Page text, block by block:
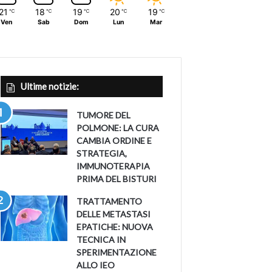
℃
Ven
18 ℃
Sab
19 ℃
Dom
20 ℃
Lun
19 ℃
Mar
Ultime notizie:
TUMORE DEL
POLMONE: LA CURA
CAMBIA ORDINE E
STRATEGIA,
IMMUNOTERAPIA
PRIMA DEL BISTURI
TRATTAMENTO
DELLE METASTASI
EPATICHE: NUOVA
TECNICA IN
SPERIMENTAZIONE
ALLO IEO